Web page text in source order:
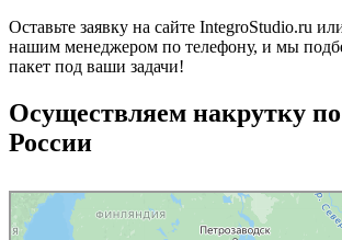
Оставьте заявку на сайте IntegroStudio.ru
нашим менеджером по телефону, и мы
пакет под ваши задачи!
Осуществляем накрутку
России